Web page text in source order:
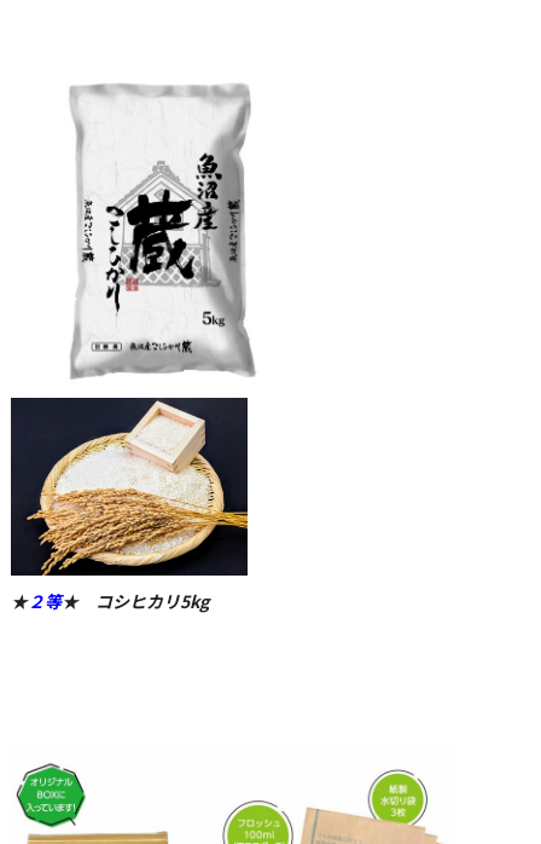
★２等★ コシヒカリ5kg